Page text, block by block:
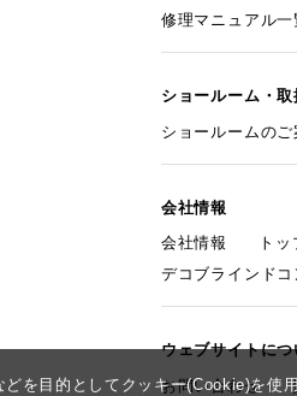
どを目的としてクッキー(Cookie)を使
修理マニュアル一
ショールーム・
ショールームのご
会社情報
会社情報
ト
デコブラインド
ウェブサイトにつ
お問い合わせ